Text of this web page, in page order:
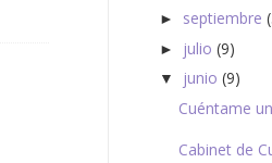
► septiembre
► julio (9)
▼ junio (9)
Cuéntame
Cabinet de